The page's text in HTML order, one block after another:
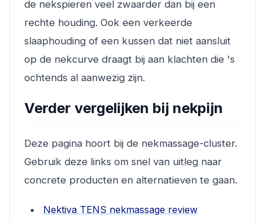
de nekspieren veel zwaarder dan bij een
rechte houding. Ook een verkeerde
slaaphouding of een kussen dat niet aansluit
op de nekcurve draagt bij aan klachten die 's
ochtends al aanwezig zijn.
Verder vergelijken bij nekpijn
Deze pagina hoort bij de nekmassage-cluster.
Gebruik deze links om snel van uitleg naar
concrete producten en alternatieven te gaan.
Nektiva TENS nekmassage review